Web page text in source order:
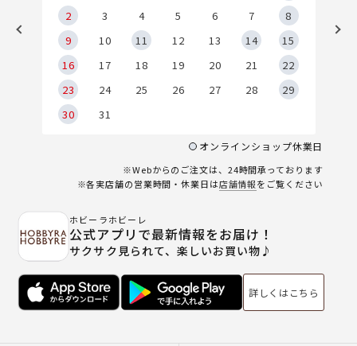
2
3 4 5 6 7
8
9
10 11 12 13 14
15
16
17 18 19 20 21
22
23
24 25 26 27 28
29
30
31
オンラインショップ休業日
※Webからのご注文は、24時間承っております
※各実店舗の営業時間・休業日は店舗情報をご覧ください
ホビーラホビーレ
公式アプリで最新情報をお届け！
サクサク見られて、楽しいお買い物♪
詳しくはこちら